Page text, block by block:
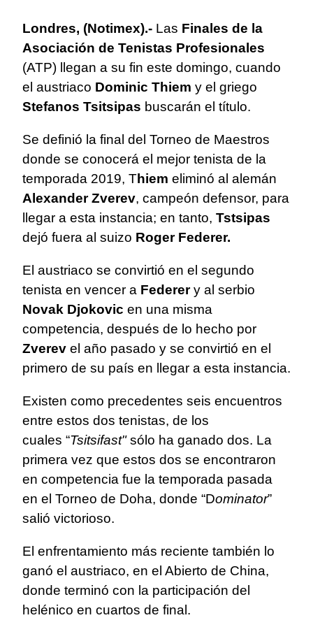
Londres, (Notimex).- Las Finales de la
Asociación de Tenistas Profesionales
(ATP) llegan a su fin este domingo, cuando
el austriaco Dominic Thiem y el griego
Stefanos Tsitsipas buscarán el título.
Se definió la final del Torneo de Maestros
donde se conocerá el mejor tenista de la
temporada 2019, Thiem eliminó al alemán
Alexander Zverev, campeón defensor, para
llegar a esta instancia; en tanto, Tstsipas
dejó fuera al suizo Roger Federer.
El austriaco se convirtió en el segundo
tenista en vencer a Federery al serbio
Novak Djokovic en una misma
competencia, después de lo hecho por
Zverev el año pasado y se convirtió en el
primero de su país en llegar a esta instancia.
Existen como precedentes seis encuentros
entre estos dos tenistas, de los
cuales “Tsitsifast"sólo ha ganado dos. La
primera vez que estos dos se encontraron
en competencia fue la temporada pasada
en el Torneo de Doha, donde “Dominator”
salió victorioso.
El enfrentamiento más reciente también lo
ganó el austriaco, en el Abierto de China,
donde terminó con la participación del
helénico en cuartos de final.